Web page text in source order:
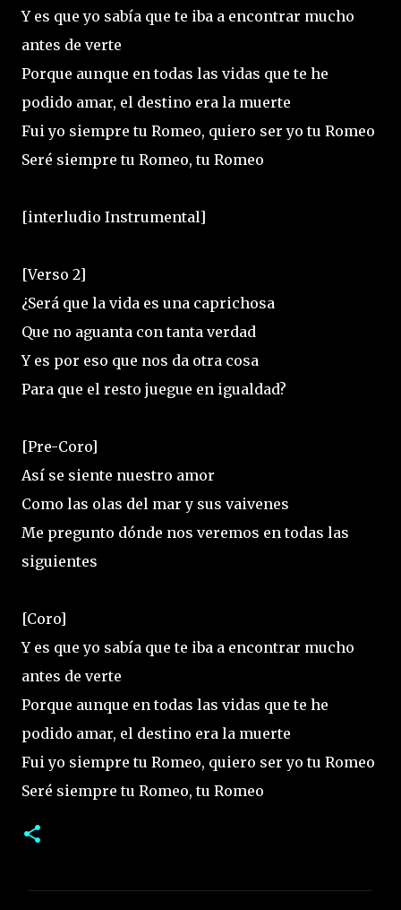
Y es que yo sabía que te iba a encontrar mucho
antes de verte
Porque aunque en todas las vidas que te he
podido amar, el destino era la muerte
Fui yo siempre tu Romeo, quiero ser yo tu Romeo
Seré siempre tu Romeo, tu Romeo
[interludio Instrumental]
[Verso 2]
¿Será que la vida es una caprichosa
Que no aguanta con tanta verdad
Y es por eso que nos da otra cosa
Para que el resto juegue en igualdad?
[Pre-Coro]
Así se siente nuestro amor
Como las olas del mar y sus vaivenes
Me pregunto dónde nos veremos en todas las
siguientes
[Coro]
Y es que yo sabía que te iba a encontrar mucho
antes de verte
Porque aunque en todas las vidas que te he
podido amar, el destino era la muerte
Fui yo siempre tu Romeo, quiero ser yo tu Romeo
Seré siempre tu Romeo, tu Romeo